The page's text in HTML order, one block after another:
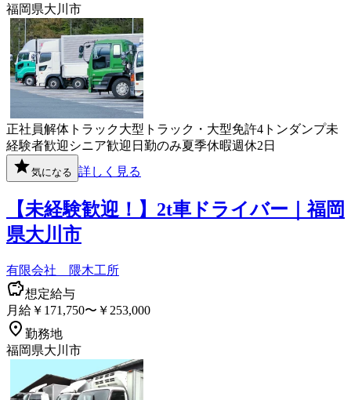
福岡県大川市
正社員解体 トラック大型トラック・大型免許4トンダンプ未
経験者歓迎 シニア歓迎 日勤のみ夏季休暇週休2日
気になる 詳しく見る
【未経験歓迎！】2t車ドライバー｜福岡
県大川市
有限会社 隈木工所
想定給与
月給￥171,750〜￥253,000
勤務地
福岡県大川市